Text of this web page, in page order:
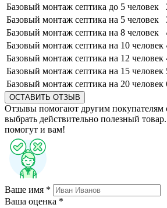
Базовый монтаж септика до 5 человек
Базовый монтаж септика на 5 человек
Базовый монтаж септика на 8 человек
Базовый монтаж септика на 10 человек
Базовый монтаж септика на 12 человек
Базовый монтаж септика на 15 человек
Базовый монтаж септика на 20 человек
ОСТАВИТЬ ОТЗЫВ
Отзывы помогают другим покупателям
выбрать действительно полезный
помогут и вам!
Ваше имя *
Ваша оценка *